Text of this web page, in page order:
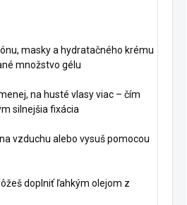
masky a hydratačného krému
množstvo gélu
na husté vlasy viac – čím
silnejšia fixácia
vzduchu alebo vysuš pomocou
doplniť ľahkým olejom z